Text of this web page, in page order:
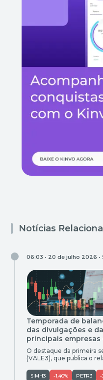
Notícias
06:03 • 20 de julho 2026 •
Temporada de
das divulgações e
principais empresas
O destaque da primeira
(VALE3), que publica o
SIMH3 -1,40% PETR3 -